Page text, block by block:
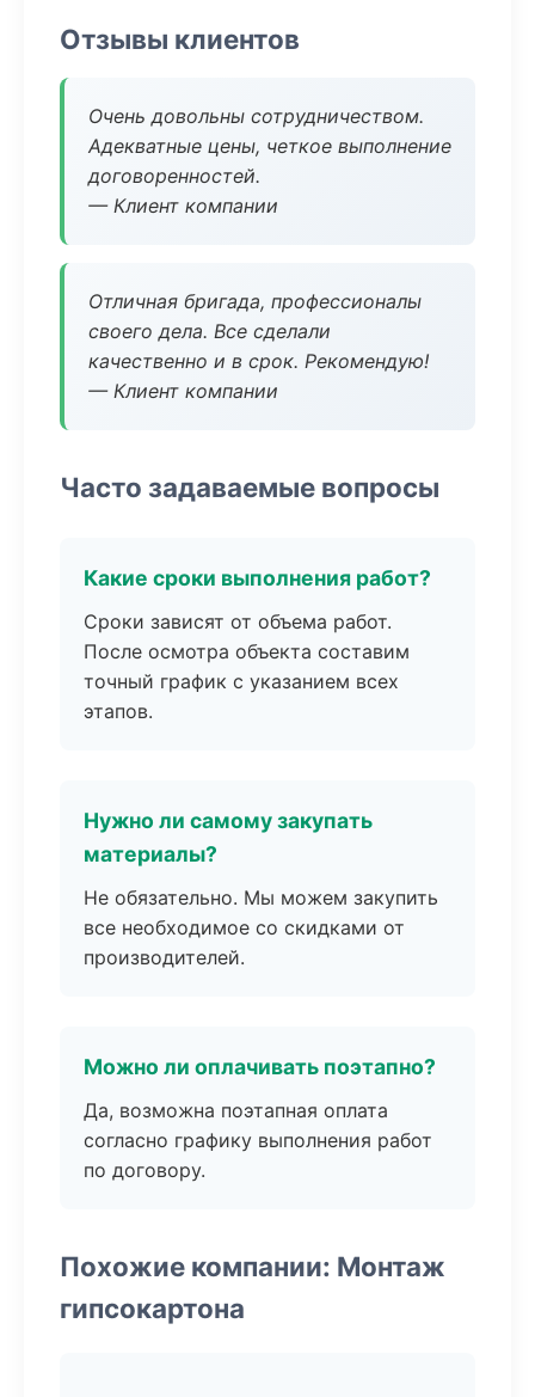
Отзывы клиентов
Очень довольны сотрудничеством.
Адекватные цены, четкое выполнение
договоренностей.
— Клиент компании
Отличная бригада, профессионалы
своего дела. Все сделали
качественно и в срок. Рекомендую!
— Клиент компании
Часто задаваемые вопросы
Какие сроки выполнения работ?
Сроки зависят от объема работ.
После осмотра объекта составим
точный график с указанием всех
этапов.
Нужно ли самому закупать
материалы?
Не обязательно. Мы можем закупить
все необходимое со скидками от
производителей.
Можно ли оплачивать поэтапно?
Да, возможна поэтапная оплата
согласно графику выполнения работ
по договору.
Похожие компании: Монтаж
гипсокартона